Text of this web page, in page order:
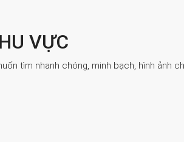
VỰC
tìm nhanh chóng, minh bạch, hình ảnh